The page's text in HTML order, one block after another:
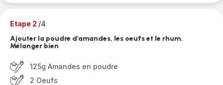
Etape 2 /4
Ajouter la poudre d'amandes, les oeufs et le rhum.
Mélanger bien
125g Amandes en poudre
2 Oeufs